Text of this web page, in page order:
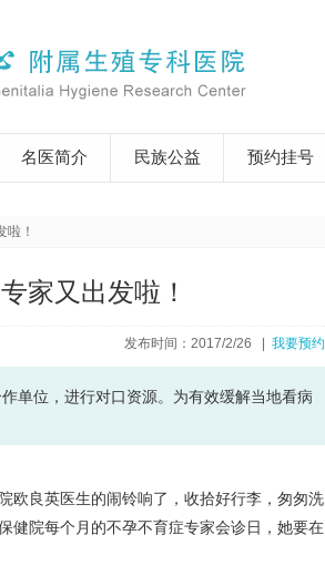
名医简介 民族公益 预约挂号
啦！
家又出发啦！
发布时间：2017/2/26 | 我要预约
单位，进行对口资源。为有效缓解当地看病
欧良英医生的闹铃响了，收拾好行李，匆匆洗
健院每个月的不孕不育症专家会诊日，她要在